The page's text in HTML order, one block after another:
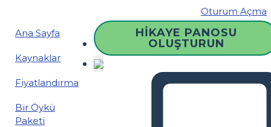
Oturum Açma
Ana Sayfa
Kaynaklar
Fiyatlandırma
Bir Öykü
Paketi
HIKAYE PANOSU
OLUŞTURUN